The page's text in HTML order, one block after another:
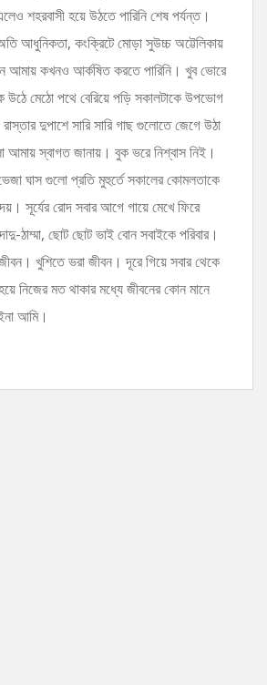
শহরবাসী হয়ে উঠতে পারিনি শেষ পর্যন্ত।
আধুনিকতা, কংক্রিটে মোড়া সুউচ্চ অট্টেলিকায়
আমায় কখনও আর্কষিত করতে পারিনি। খুব ভোরে
উঠে মেঠো পথে বেরিয়ে পড়ি সকালটাকে উপভোগ
দুপাশে সারি সারি গাছ গুলোতে জেগে উঠা
আমায় স্বাগত জানায়। বুক ভরে নিশ্বাস নিই।
ঘাস গুলো প্রতি মুহুর্তে সকালের কোমলতাকে
সূর্যের রোদ সবার আগে গায়ে মেখে ফিরে
ঠাম্মা, ছোট ছোট ভাই বোন সবাইকে পরিবার।
খুশিতে ভরা জীবন। দূরে গিয়ে সবার থেকে
নিজের মত থাকার মধ্যে জীবনের কোন মানে
আমি।